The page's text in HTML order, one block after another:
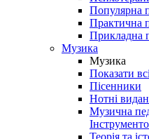
Популярна
Практична
Прикладна
Музика
Музика
Показати всі
Пісенники
Нотні
Музична
Теорія та